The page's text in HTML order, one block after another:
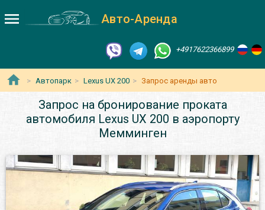
Авто-Аренда
+4917622366899
Автопарк Lexus UX 200 Запрос аренды авто
Запрос на бронирование проката
автомобиля Lexus UX 200 в аэропорту
Мемминген